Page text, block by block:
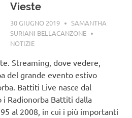
Vieste
30 GIUGNO 2019
SAMANTHA
SURIANI BELLACANZONE
NOTIZIE
Streaming, dove vedere,
del grande evento estivo
Battiti Live nasce dal
Radionorba Battiti dalla
al 2008, in cui i più importanti